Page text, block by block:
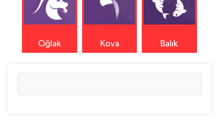
Oğlak Kova Balık